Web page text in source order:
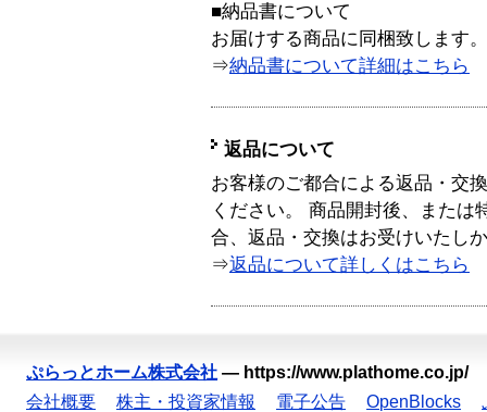
■納品書について
お届けする商品に同梱致します。
⇒納品書について詳細はこちら
返品について
お客様のご都合による返品・交
ください。 商品開封後、または
合、返品・交換はお受けいたし
⇒返品について詳しくはこちら
ぷらっとホーム株式会社 — https://www.plathome.co.jp/
会社概要
株主・投資家情報 電子公告 OpenBlocks